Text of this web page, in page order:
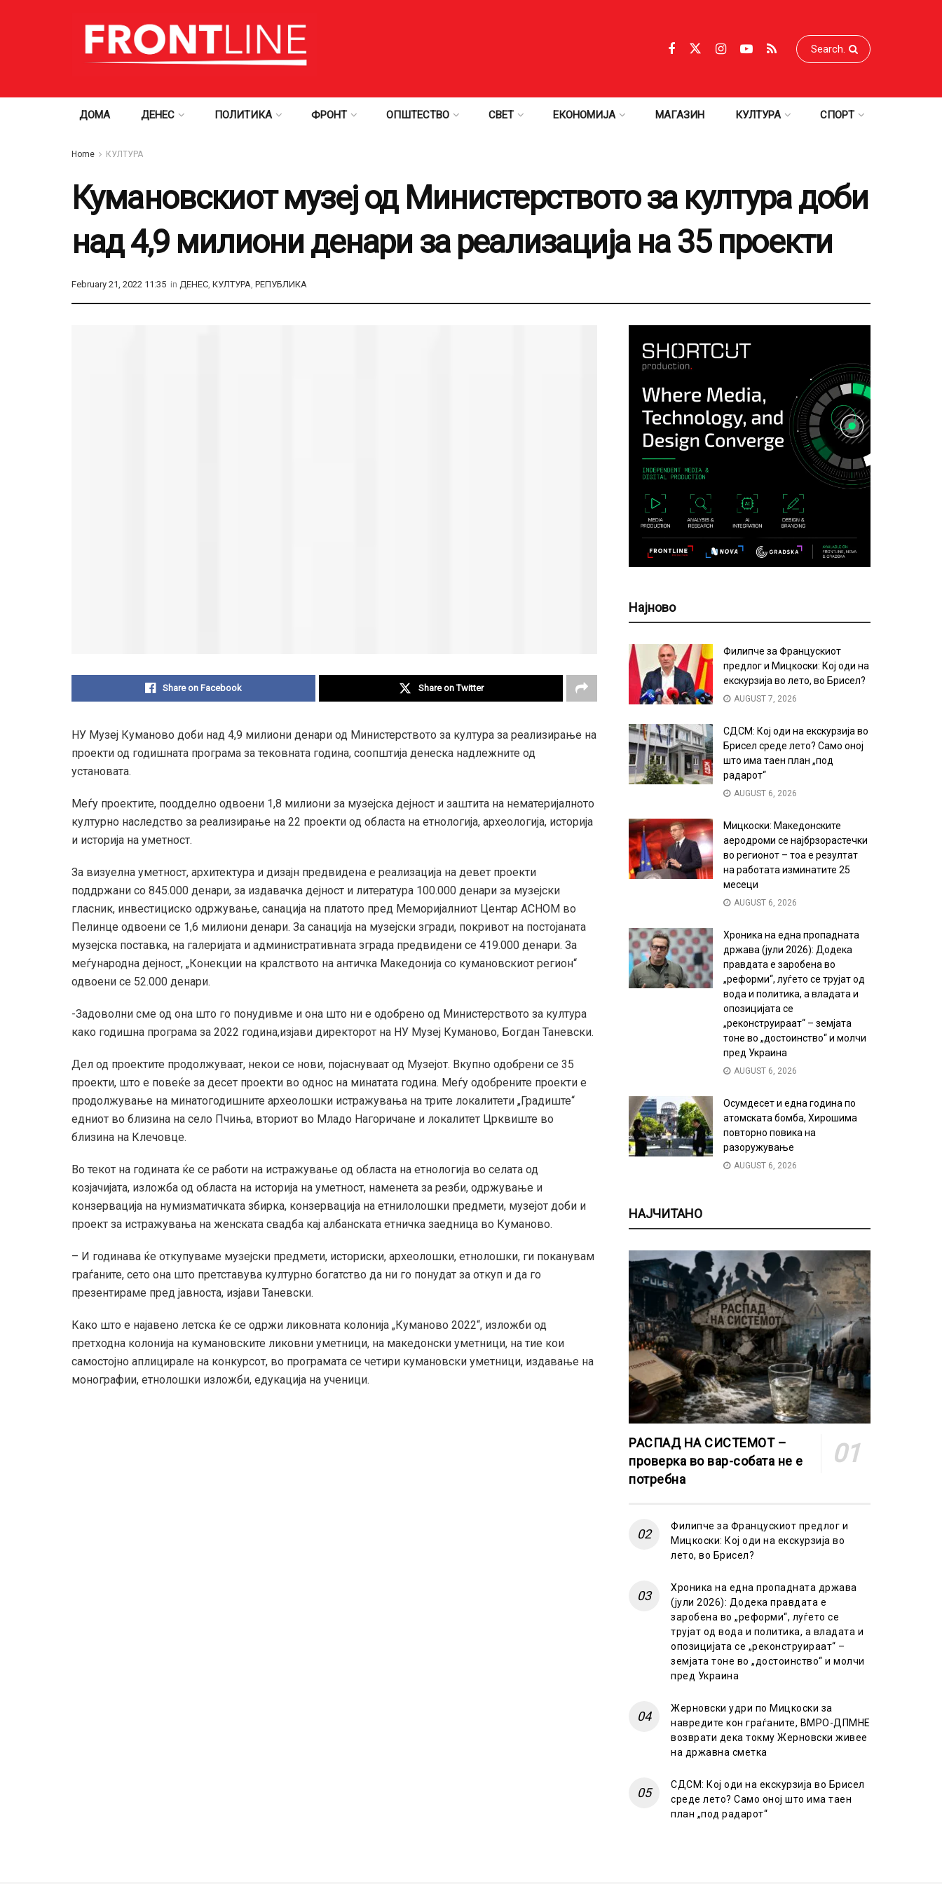
ДОМА ДЕНЕС ПОЛИТИКА ФРОНТ ОПШТЕСТВО СВЕТ ЕКОНОМИЈА МАГАЗИН КУЛТУРА СПОРТ
Home КУЛТУРА
Кумановскиот музеј од Министерството за култура доби
над 4,9 милиони денари за реализација на 35 проекти
February 21, 2022 11:35 in ДЕНЕС, КУЛТУРА, РЕПУБЛИКА
Share on Facebook Share on Twitter
НУ Музеј Куманово доби над 4,9 милиони денари од Министерството за култура за реализирање на
проекти од годишната програма за тековната година, соопштија денеска надлежните од
установата.
Меѓу проектите, поодделно одвоени 1,8 милиони за музејска дејност и заштита на нематеријалното
културно наследство за реализирање на 22 проекти од областа на етнологија, археологија, историја
и историја на уметност.
За визуелнa уметност, архитектура и дизајн предвидена е реализација на девет проекти
поддржани со 845.000 денари, за издавачка дејност и литература 100.000 денари за музејски
гласник, инвестициско одржување, санација на платото пред Меморијалниот Центар АСНОМ во
Пелинце одвоени се 1,6 милиони денари. За санација на музејски згради, покривот на постојаната
музејска поставка, на галеријата и административната зграда предвидени се 419.000 денари. За
меѓународна дејност, „Конекции на кралството на античка Македонија со кумановскиот регион“
одвоени се 52.000 денари.
-Задоволни сме од она што го понудивме и она што ни е одобрено од Министерството за култура
како годишна програма за 2022 година,изјави директорот на НУ Музеј Куманово, Богдан Таневски.
Дел од проектите продолжуваат, некои се нови, појаснуваат од Музејот. Вкупно одобрени се 35
проекти, што е повеќе за десет проекти во однос на минатата година. Меѓу одобрените проекти е
продолжување на минатогодишните археолошки истражувања на трите локалитети „Градиште“
едниот во близина на село Пчиња, вториот во Младо Нагоричане и локалитет Црквиште во
близина на Клечовце.
Во текот на годината ќе се работи на истражување од областа на етнологија во селата од
козјачијата, изложба од областа на историја на уметност, наменета за резби, одржување и
конзервација на нумизматичката збирка, конзервација на етнилолошки предмети, музејот доби и
проект за истражувања на женската свадба кај албанската етничка заедница во Куманово.
– И годинава ќе откупуваме музејски предмети, историски, археолошки, етнолошки, ги поканувам
граѓаните, сето она што претставува културно богатство да ни го понудат за откуп и да го
презентираме пред јавноста, изјави Таневски.
Како што е најавено летска ќе се одржи ликовната колонија „Куманово 2022“, изложби од
претходна колонија на кумановските ликовни уметници, на македонски уметници, на тие кои
самостојно аплицирале на конкурсот, во програмата се четири кумановски уметници, издавање на
монографии, етнолошки изложби, едукација на ученици.
Најново
Филипче за Францускиот
предлог и Мицкоски: Кој оди на
екскурзија во лето, во Брисел?
AUGUST 7, 2026
СДСМ: Кој оди на екскурзија во
Брисел среде лето? Само оној
што има таен план „под
радарот“
AUGUST 6, 2026
Мицкоски: Македонските
аеродроми се најбрзорастечки
во регионот – тоа е резултат
на работата изминатите 25
месеци
AUGUST 6, 2026
Хроника на една пропадната
држава (јули 2026): Додека
правдата е заробена во
„реформи“, луѓето се трујат од
вода и политика, а владата и
опозицијата се
„реконструираат“ – земјата
тоне во „достоинство“ и молчи
пред Украина
AUGUST 6, 2026
Осумдесет и една година по
атомската бомба, Хирошима
повторно повика на
разоружување
AUGUST 6, 2026
НАЈЧИТАНО
РАСПАД НА СИСТЕМОТ –
проверка во вар-собата не е
потребна
Филипче за Францускиот предлог и
Мицкоски: Кој оди на екскурзија во
лето, во Брисел?
Хроника на една пропадната држава
(јули 2026): Додека правдата е
заробена во „реформи“, луѓето се
трујат од вода и политика, а владата и
опозицијата се „реконструираат“ –
земјата тоне во „достоинство“ и молчи
пред Украина
Жерновски удри по Мицкоски за
навредите кон граѓаните, ВМРО-ДПМНЕ
возврати дека токму Жерновски живее
на државна сметка
СДСМ: Кој оди на екскурзија во Брисел
среде лето? Само оној што има таен
план „под радарот“